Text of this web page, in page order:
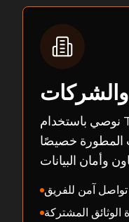
والشركات
نوصي باستخدام Teampilot.ai للفرق المهنية
المطورة خصيصًا
تواصل آمن للفريق
الوثائق المشتركة